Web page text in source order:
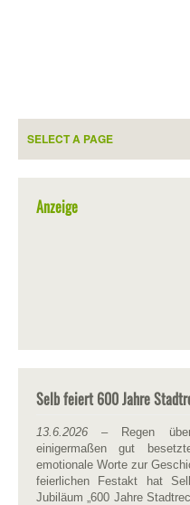
Anzeige
Selb feiert 600 Jahre
13.6.2026 – Regen
einigermaßen gut
emotionale Worte zur
feierlichen Festakt hat
Jubiläum „600 Jahre